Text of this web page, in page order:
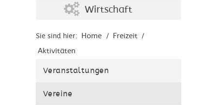
Wirtschaft
Sie sind hier: Home / Freizeit /
Aktivitäten
Veranstaltungen
Vereine